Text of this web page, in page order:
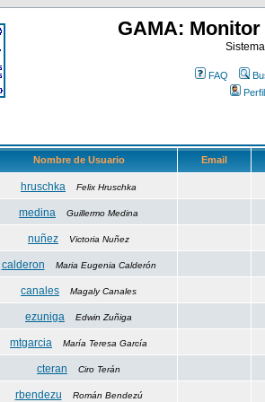
GAMA:
FAQ
Perfil
Nombre de Usuario Email
hruschka Felix Hruschka
medina Guillermo Medina
nuñez Victoria Nuñez
calderon Maria Eugenia Calderón
canales Magaly Canales
ezuniga Edwin Zuñiga
mtgarcia María Teresa García
cteran Ciro Terán
rbendezu Román Bendezú